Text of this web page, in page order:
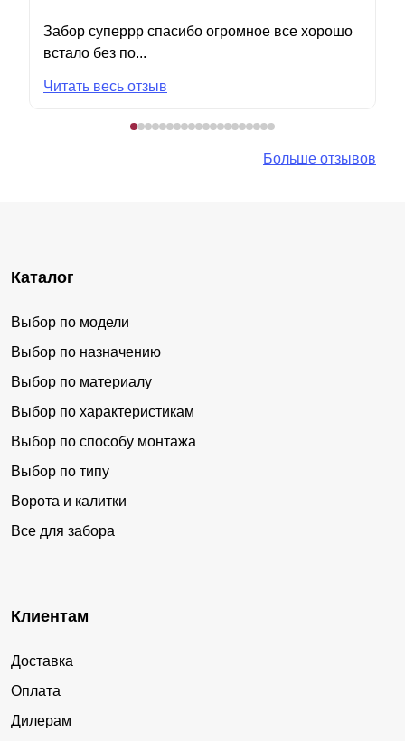
Забор суперрр спасибо огромное все хорошо
встало без по...
Читать весь отзыв
Больше отзывов
Каталог
Выбор по модели
Выбор по назначению
Выбор по материалу
Выбор по характеристикам
Выбор по способу монтажа
Выбор по типу
Ворота и калитки
Все для забора
Клиентам
Доставка
Оплата
Дилерам